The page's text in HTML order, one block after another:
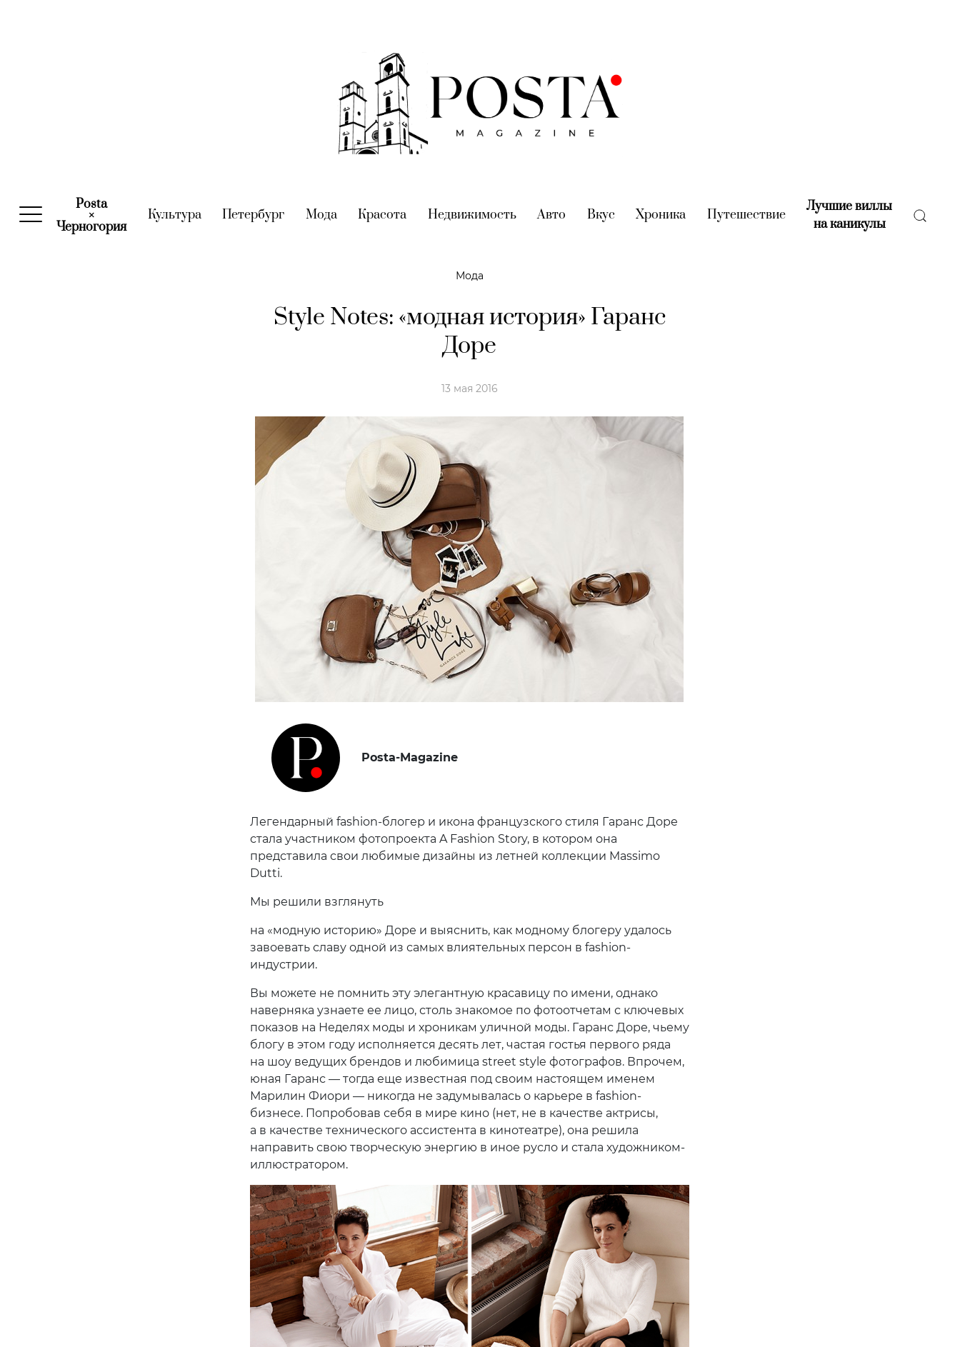
Posta
×
Черногория(current)
Культура(current)
Петербург (current)
Мода(current)
Красота (current)
Недвижимость(current)
Авто (current)
Вкус (current)
Хроника (current)
Путешествие(current)
Лучшие виллы
на каникулы(current)
Мода
Style Notes: «модная история» Гаранс
Доре
13 мая 2016
Posta-Magazine
Легендарный fashion-блогер и икона французского стиля Гаранс Доре
стала участником фотопроекта A Fashion Story, в котором она
представила свои любимые дизайны из летней коллекции Massimo
Dutti.
Мы решили взглянуть
на «модную историю» Доре и выяснить, как модному блогеру удалось
завоевать славу одной из самых влиятельных персон в fashion-
индустрии.
Вы можете не помнить эту элегантную красавицу по имени, однако
наверняка узнаете ее лицо, столь знакомое по фотоотчетам с ключевых
показов на Неделях моды и хроникам уличной моды. Гаранс Доре, чьему
блогу в этом году исполняется десять лет, частая гостья первого ряда
на шоу ведущих брендов и любимица street style фотографов. Впрочем,
юная Гаранс — тогда еще известная под своим настоящем именем
Марилин Фиори — никогда не задумывалась о карьере в fashion-
бизнесе. Попробовав себя в мире кино (нет, не в качестве актрисы,
а в качестве технического ассистента в кинотеатре), она решила
направить свою творческую энергию в иное русло и стала художником-
иллюстратором.